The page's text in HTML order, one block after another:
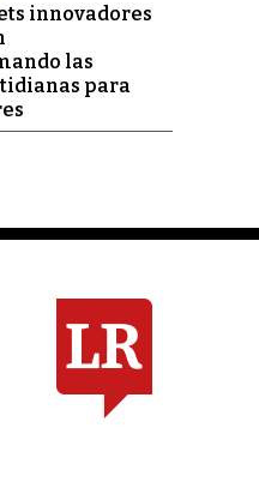
innovadores
las
para